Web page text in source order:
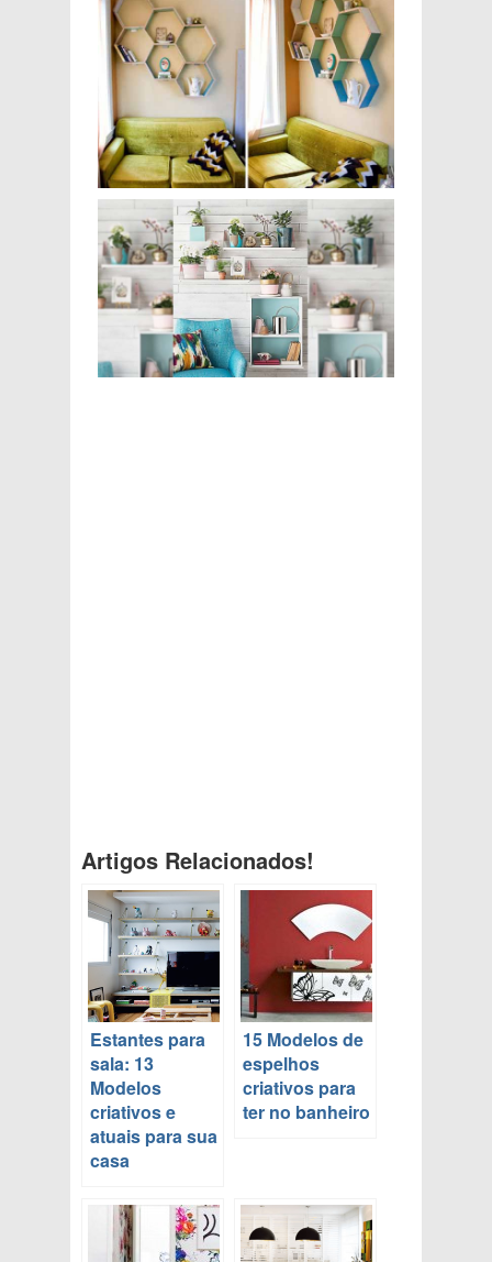
Artigos Relacionados!
Estantes para
sala: 13
Modelos
criativos e
atuais para sua
casa
15 Modelos de
espelhos
criativos para
ter no banheiro